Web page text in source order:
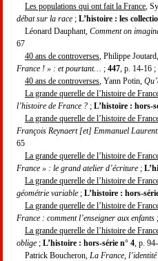
Les populations qui ont fait la France ,
débat sur la race ; L’histoire : les
Léonard Dauphant, Comment on
67
40 ans de controverses , Philippe Joutard,
France ! » : et pourtant…
; 447 , p. 14-16 ;
40 ans de controverses , Yann Potin,
La grande querelle de l’histoire de
l’histoire de France ? ; L’histoire : hors-
La grande querelle de l’histoire de
François Reynaert [et] Emmanuel
65
La grande querelle de l’histoire de
France » : le grand atelier d’écriture ;
La grande querelle de l’histoire de
géométrie variable ; L’histoire : hors-
La grande querelle de l’histoire de
France : comment l’enseigner aux enfants ;
La grande querelle de l’histoire de
oblige ; L’histoire : hors-série n° 4 , p.
Patrick Boucheron, La France,